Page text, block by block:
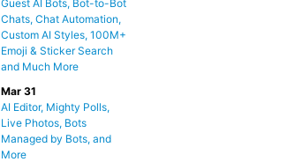
Guest AI Bots, Bot-to-Bot
Chats, Chat Automation,
Custom AI Styles, 100M+
Emoji & Sticker Search
and Much More
Mar 31
AI Editor, Mighty Polls,
Live Photos, Bots
Managed by Bots, and
More